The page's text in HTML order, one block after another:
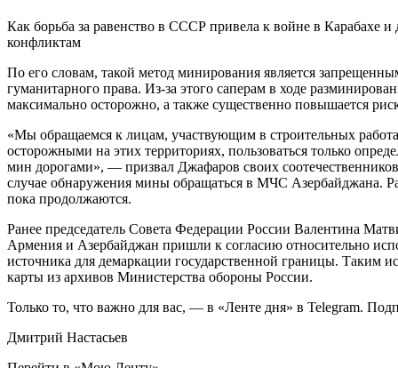
Как борьба за равенство в СССР привела к войне в Карабахе
конфликтам
По его словам, такой метод минирования является
гуманитарного права. Из-за этого саперам в ходе
максимально осторожно, а также существенно повышается
«Мы обращаемся к лицам, участвующим в строительных
осторожными на этих территориях, пользоваться только
мин дорогами», — призвал Джафаров своих
случае обнаружения мины обращаться в МЧС Азербайджана.
пока продолжаются.
Ранее председатель Совета Федерации России Валентина
Армения и Азербайджан пришли к согласию относительно
источника для демаркации государственной границы. Таким
карты из архивов Министерства обороны России.
Только то, что важно для вас, — в «Ленте дня» в Telegram.
Дмитрий Настасьев